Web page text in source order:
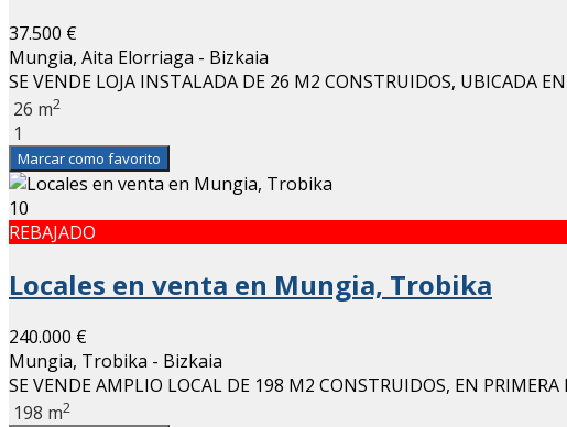
37.500 €
Mungia, Aita Elorriaga - Bizkaia
SE VENDE LOJA INSTALADA DE 26 M2 CONSTRUIDOS, UBICADA
26 m2
1
Marcar como favorito
10
REBAJADO
Locales en venta en Mungia, Trobika
240.000 €
Mungia, Trobika - Bizkaia
SE VENDE AMPLIO LOCAL DE 198 M2 CONSTRUIDOS, EN
198 m2